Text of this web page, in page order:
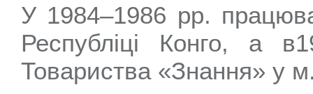
У 1984–1986 рр.
Республіці Конго, а
Товариства «Знання» у